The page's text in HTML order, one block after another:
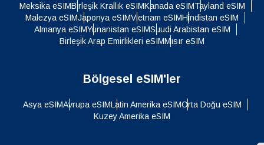
Meksika eSIMBirleşik Krallık eSIMKanada eSIMTayland eSIM
Malezya eSIMJaponya eSIMVietnam eSIMHindistan eSIM
Almanya eSIMYunanistan eSIMSuudi Arabistan eSIM
Birleşik Arap Emirlikleri eSIMMısır eSIM
Bölgesel eSIM'ler
Asya eSIMAvrupa eSIMLatin Amerika eSIMOrta Doğu eSIM
Kuzey Amerika eSIM